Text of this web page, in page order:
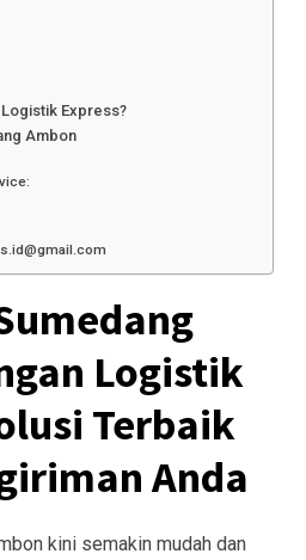
Express?
Ambon
Logistik
Terbaik
Anda
kini semakin mudah dan